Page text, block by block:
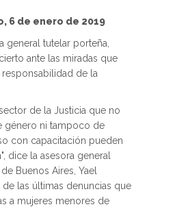
6 de enero de 2019
general tutelar porteña,
ante las miradas que
de la
de la Justicia que no
género ni tampoco de
con capacitación pueden
dice la asesora general
Buenos Aires, Yael
las últimas denuncias que
a mujeres menores de